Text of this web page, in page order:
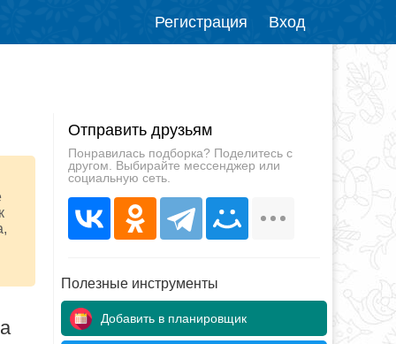
Регистрация Вход
Отправить друзьям
Понравилась подборка? Поделитесь с
другом. Выбирайте мессенджер или
социальную сеть.
Полезные инструменты
Добавить в планировщик